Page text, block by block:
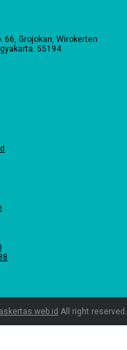
66, Grojokan, Wirokerten
55194
All right reserved.